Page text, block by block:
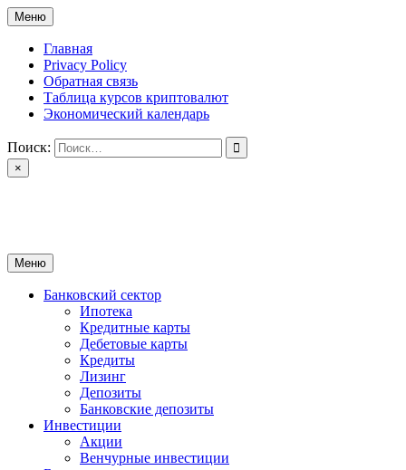
Перейти
к
содержимому
Меню
Главная
Privacy Policy
Обратная связь
Таблица курсов криптовалют
Экономический календарь
Поиск:
×
Меню
Банковский сектор
Ипотека
Кредитные карты
Дебетовые карты
Кредиты
Лизинг
Депозиты
Банковские депозиты
Инвестиции
Акции
Венчурные инвестиции